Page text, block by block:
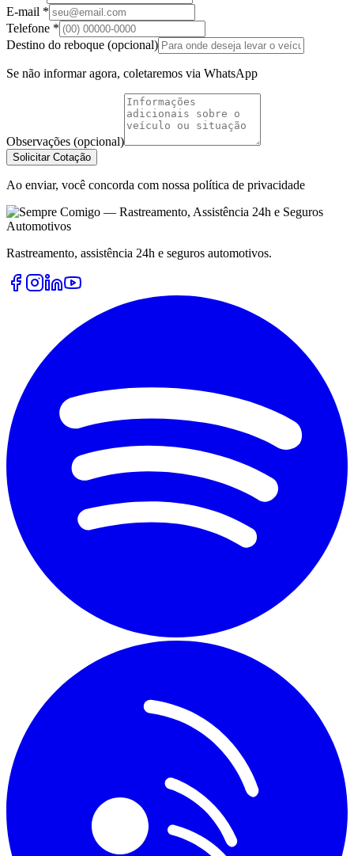
E-mail *
Telefone *
Destino do reboque (opcional)
Se não informar agora, coletaremos via WhatsApp
Observações (opcional)
Solicitar Cotação
Ao enviar, você concorda com nossa política de privacidade
Rastreamento, assistência 24h e seguros automotivos.